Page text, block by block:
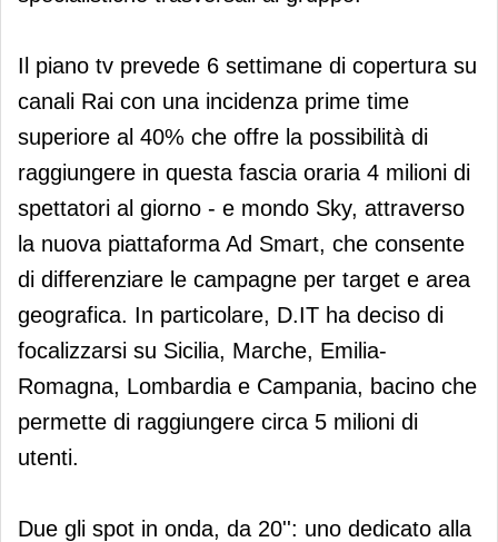
Il piano tv prevede 6 settimane di copertura su
canali Rai con una incidenza prime time
superiore al 40% che offre la possibilità di
raggiungere in questa fascia oraria 4 milioni di
spettatori al giorno - e mondo Sky, attraverso
la nuova piattaforma Ad Smart, che consente
di differenziare le campagne per target e area
geografica. In particolare, D.IT ha deciso di
focalizzarsi su Sicilia, Marche, Emilia-
Romagna, Lombardia e Campania, bacino che
permette di raggiungere circa 5 milioni di
utenti.
Due gli spot in onda, da 20'': uno dedicato alla